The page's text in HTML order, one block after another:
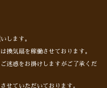
します。
換気扇を稼働させております。
迷惑をお掛けしますがご了承くだ
せていただいております。